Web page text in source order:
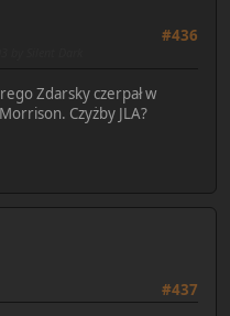
#436
Zdarsky czerpał w
Czyżby JLA?
#437